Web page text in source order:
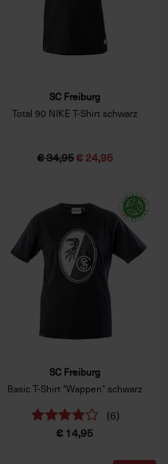
SC Freiburg
Total 90 NIKE T-Shirt schwarz
€ 34,95€ 24,95
SC Freiburg
Basic T-Shirt "Wappen" schwarz
(6)
€ 14,95